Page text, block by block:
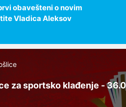
obavešteni o novim
Vladica Aleksov
za sportsko klađenje -